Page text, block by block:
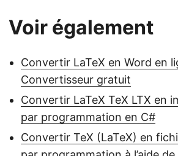
Voir également
Convertir LaTeX en Word en
Convertisseur gratuit
Convertir LaTeX TeX LTX en
par programmation en C#
Convertir TeX (LaTeX) en